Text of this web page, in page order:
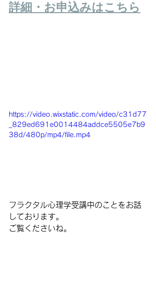
詳細・お申込みはこちら
https://video.wixstatic.com/video/c31d77
_829ed691e0014484addce5505e7b9
38d/480p/mp4/file.mp4
フラクタル心理学受講中のことをお話
しております。
ご覧くださいね。